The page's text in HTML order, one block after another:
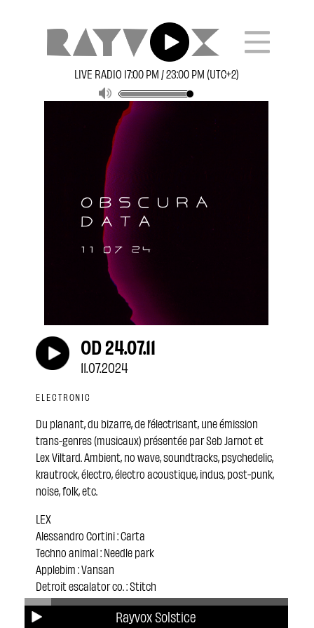
LIVE RADIO 17:00 PM / 23:00 PM (UTC+2)
Rayvox Solstice
OD 24.07.11
11.07.2024
ELECTRONIC
Du planant, du bizarre, de l’électrisant, une émission
trans-genres (musicaux) présentée par Seb Jarnot et
Lex Viltard. Ambient, no wave, soundtracks, psychedelic,
krautrock, électro, électro acoustique, indus, post-punk,
noise, folk, etc.
LEX
Alessandro Cortini : Carta
Techno animal : Needle park
Applebim : Vansan
Detroit escalator co. : Stitch
B12 : Into the void
Geïnst : Shape your accent